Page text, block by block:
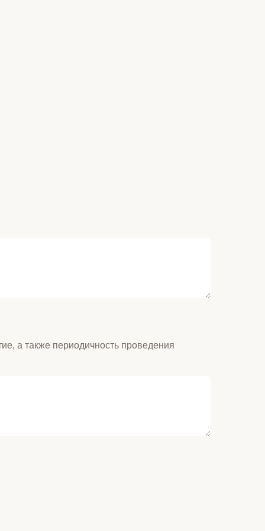
а также периодичность проведения